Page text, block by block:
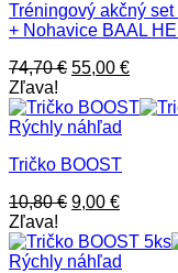
Tréningový akčný
+ Nohavice BAAL
74,70€ Pôvodná
bola:
74,70 €.
55,00 €
je:
Zľava!
Rýchly náhľad
Tričko BOOST
10,80€ Pôvodná
bola:
10,80 €.
9,00 €Aktuálna
je:
9,00 €.
Zľava!
Rýchly náhľad